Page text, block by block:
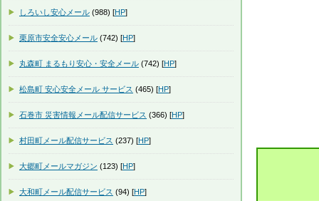
しろいし安心メール (988) [HP]
栗原市安全安心メール (742) [HP]
丸森町 まるもり安心・安全メール (742) [HP]
松島町 安心安全メール サービス (465) [HP]
石巻市 災害情報メール配信サービス (366) [HP]
村田町メール配信サービス (237) [HP]
大郷町メールマガジン (123) [HP]
大和町メール配信サービス (94) [HP]